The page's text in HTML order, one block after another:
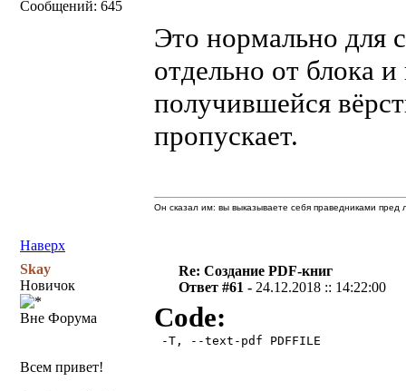
Сообщений: 645
Это нормально для
отдельно от блока
получившейся
пропускает.
Наверх
Он сказал им: вы выказываете себя праведниками
Skay
Новичок
Вне Форума
Всем привет!
Re: Создание PDF-книг
Ответ #61 - 24.12.2018 :: 14:22:00
Code:
-T, --text-pdf PDFFILE